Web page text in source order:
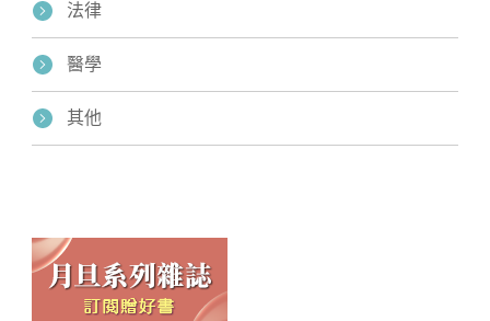
法律
醫學
其他